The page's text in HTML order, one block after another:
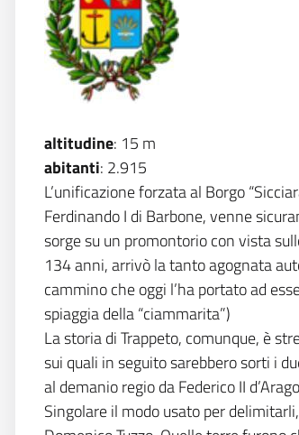
altitudine: 15 m
abitanti: 2.915
L’unificazione forzata al Borgo
Ferdinando I di Barbone, venne
sorge su un promontorio con vista
134 anni, arrivò la tanto agognata
cammino che oggi l’ha portato ad
spiaggia della “ciammarita”)
La storia di Trappeto, comunque, è
sui quali in seguito sarebbero sorti i
al demanio regio da Federico II
Singolare il modo usato per